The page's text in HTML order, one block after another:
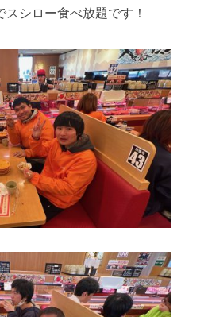
シロー食べ放題です！